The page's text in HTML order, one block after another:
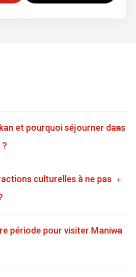
et pourquoi séjourner dans
culturelles à ne pas
période pour visiter Maniwa